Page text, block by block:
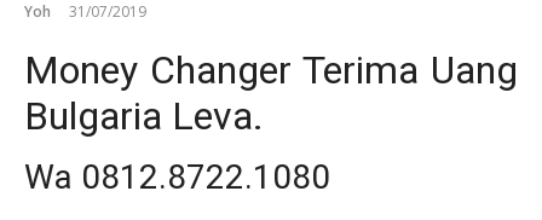
Yoh 31/07/2019
Money Changer Terima Uang
Bulgaria Leva.
Wa 0812.8722.1080